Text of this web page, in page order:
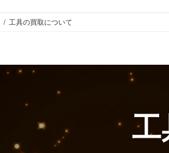
工具の買取について